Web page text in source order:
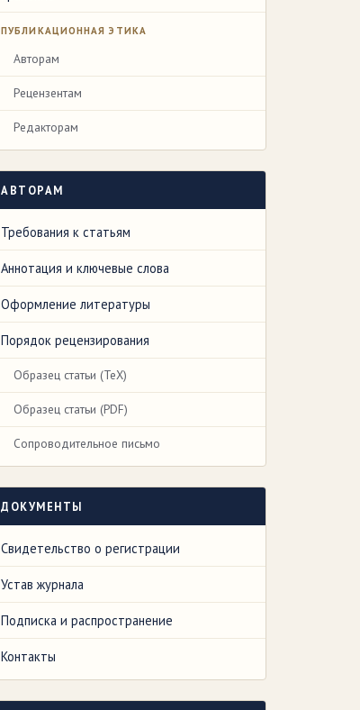
ПУБЛИКАЦИОННАЯ ЭТИКА
Авторам
Рецензентам
Редакторам
АВТОРАМ
Требования к статьям
Аннотация и ключевые слова
Оформление литературы
Порядок рецензирования
Образец статьи (TeX)
Образец статьи (PDF)
Сопроводительное письмо
ДОКУМЕНТЫ
Свидетельство о регистрации
Устав журнала
Подписка и распространение
Контакты